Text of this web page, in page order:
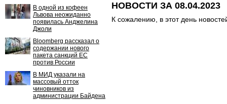
В одной из кофеен
Львова неожиданно
появилась Анджелина
Джоли
Bloomberg рассказал о
содержании нового
пакета санкций ЕС
против России
В МИД указали на
массовый отток
чиновников из
администрации Байдена
НОВОСТИ ЗА 08.04.2023
К сожалению, в этот день